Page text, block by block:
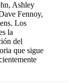
Ashley
Fennoy,
Los
la
del
que sigue